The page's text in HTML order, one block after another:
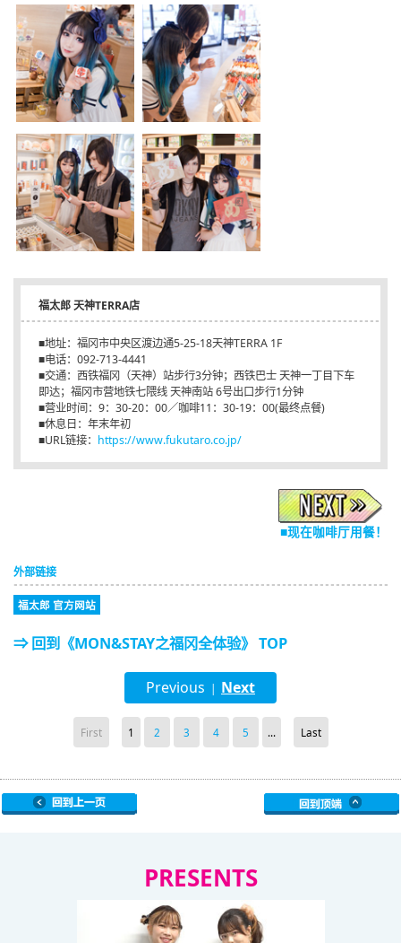
福太郎 天神TERRA店
■地址：福冈市中央区渡边通5-25-18天神TERRA 1F
■电话：092-713-4441
■交通：西铁福冈（天神）站步行3分钟；西铁巴士 天神一丁目下车
即达；福冈市营地铁七隈线 天神南站 6号出口步行1分钟
■营业时间：9：30-20：00／咖啡11：30-19：00(最终点餐)
■休息日：年末年初
■URL链接： https://www.fukutaro.co.jp/
■现在咖啡厅用餐！
外部链接
福太郎 官方网站
⇒ 回到《MON&STAY之福冈全体验》 TOP
Previous | Next
First 1 2 3 4 5 ... Last
PRESENTS